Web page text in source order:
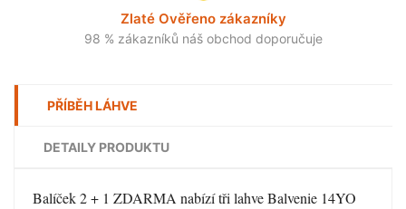
Zlaté Ověřeno zákazníky
98 % zákazníků náš obchod doporučuje
PŘÍBĚH LÁHVE
DETAILY PRODUKTU
Balíček 2 + 1 ZDARMA nabízí tři lahve Balvenie 14YO